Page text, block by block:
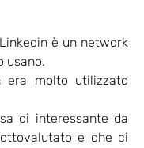
è un network
usano.
era molto utilizzato
di interessante da
e che ci